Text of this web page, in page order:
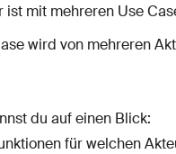
ist mit mehreren Use
wird von mehreren
du auf einen Blick:
für welchen